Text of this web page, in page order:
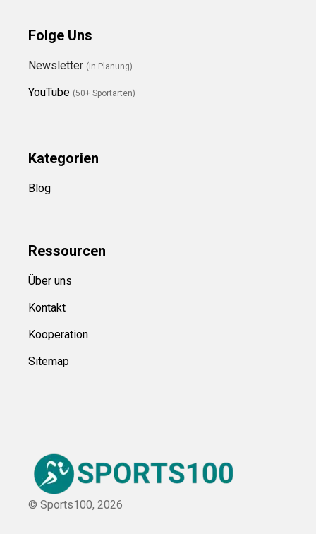
Folge Uns
Newsletter (in Planung)
YouTube (50+ Sportarten)
Kategorien
Blog
Ressourcen
Über uns
Kontakt
Kooperation
Sitemap
© Sports100, 2026